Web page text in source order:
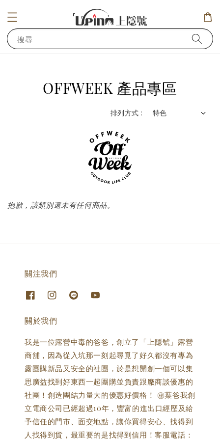
搜尋
OFFWEEK 產品專區
排列方式 :
抱歉，該類別還未有任何商品。
關注我們
關於我們
我是一位露營中毒的爸爸，創立了「上隱號」露營
商舖，因為從入坑那一刻起尋覓了好久都沒有專為
露團購新品又安全的社團，於是想開創一個可以集
思廣益找到好東西一起團購並負責跟廠商談優惠的
社團！創造團結力量大的優惠好價格！ ㊙️葉爸我創
立電商公司已經超過10年，豐富的進出口經歷及給
予信任的門市、面交地點，讓你買得安心、找得到
人找得到貨，最重要的是找得到信用！客服電話：